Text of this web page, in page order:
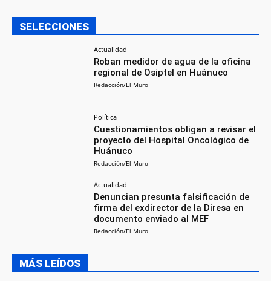
SELECCIONES
Actualidad
Roban medidor de agua de la oficina
regional de Osiptel en Huánuco
Redacción/El Muro
Política
Cuestionamientos obligan a revisar el
proyecto del Hospital Oncológico de
Huánuco
Redacción/El Muro
Actualidad
Denuncian presunta falsificación de
firma del exdirector de la Diresa en
documento enviado al MEF
Redacción/El Muro
MÁS LEÍDOS